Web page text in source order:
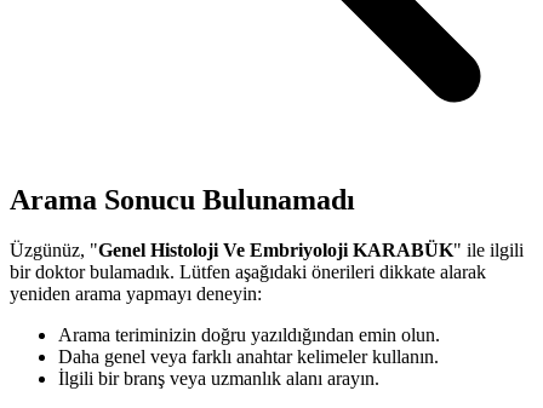
Arama Sonucu Bulunamadı
Üzgünüz, "Genel Histoloji Ve Embriyoloji KARABÜK" ile ilgili
bir doktor bulamadık. Lütfen aşağıdaki önerileri dikkate alarak
yeniden arama yapmayı deneyin:
Arama teriminizin doğru yazıldığından emin olun.
Daha genel veya farklı anahtar kelimeler kullanın.
İlgili bir branş veya uzmanlık alanı arayın.